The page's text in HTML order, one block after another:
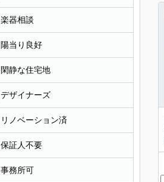
楽器相談
陽当り良好
閑静な住宅地
デザイナーズ
リノベーション済
保証人不要
事務所可